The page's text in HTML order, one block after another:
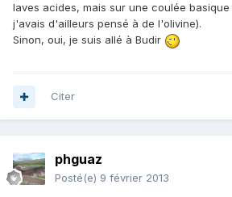
laves acides, mais sur une coulée
j'avais d'ailleurs pensé à de l'olivine).
Sinon, oui, je suis allé à Budir
Citer
phguaz
Posté(e) 9 février 2013